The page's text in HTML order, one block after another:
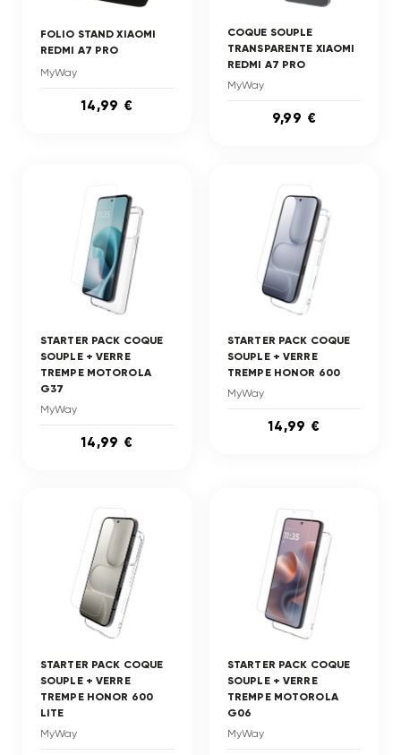
FOLIO STAND XIAOMI
REDMI A7 PRO
MyWay
14,99 €
COQUE SOUPLE
TRANSPARENTE XIAOMI
REDMI A7 PRO
MyWay
9,99 €
STARTER PACK COQUE
SOUPLE + VERRE
TREMPE MOTOROLA
G37
MyWay
14,99 €
STARTER PACK COQUE
SOUPLE + VERRE
TREMPE HONOR 600
MyWay
14,99 €
STARTER PACK COQUE
SOUPLE + VERRE
TREMPE HONOR 600
LITE
MyWay
STARTER PACK COQUE
SOUPLE + VERRE
TREMPE MOTOROLA
G06
MyWay